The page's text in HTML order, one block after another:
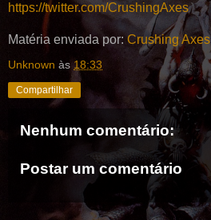
https://twitter.com/CrushingAxes
Matéria enviada por: Crushing Axes
Unknown às 18:33
Compartilhar
Nenhum comentário:
Postar um comentário